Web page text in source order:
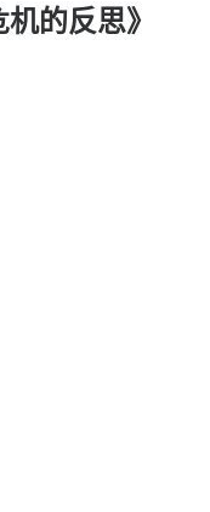
的反思》